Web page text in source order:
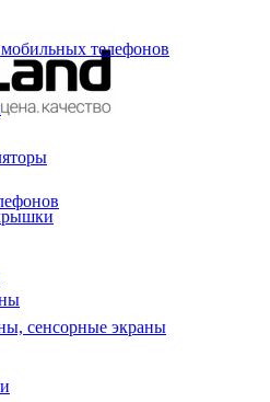
телефонов
сенсорные экраны